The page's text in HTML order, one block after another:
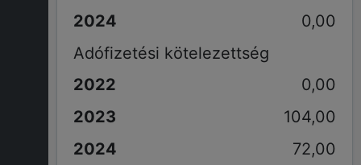
0,00
Adófizetési kötelezettség
0,00
104,00
72,00